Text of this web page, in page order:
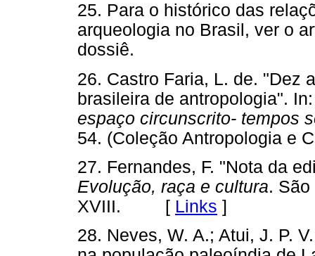
25. Para o histórico das
arqueologia no Brasil, ver o
dossiê.
26. Castro Faria, L. de. "Dez
brasileira de antropologia".
espaço circunscrito- tempos
54. (Coleção Antropologia
27. Fernandes, F. "Nota da
Evolução, raça e cultura.
XVIII. [ Links ]
28. Neves, W. A.; Atui, J. P.